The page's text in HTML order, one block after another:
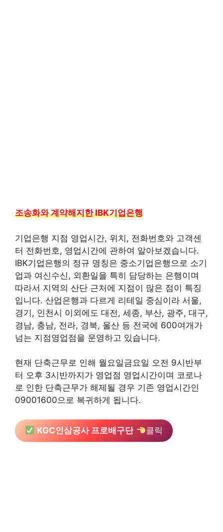
조송화와 계약해지한 IBK기업은행
기업은행 지점 영업시간, 위치, 전화번호와 고객센
터 전화번호, 영업시간에 관하여 알아보겠습니다.
IBK기업은행의 정규 명칭은 중소기업은행으로 소기
업과 여신수신, 외환일을 특히 담당하는 은행이며
따라서 지역의 산단 근처에 지점이 많은 점이 특징
입니다. 산업은행과 다르게 리테일 중심이라 서울,
경기, 인천시 이외에도 대전, 세종, 부산, 광주, 대구,
경남, 충남, 전라, 경북, 울산 등 전국에 600여개가
넘는 지점영업점을 운영하고 있습니다.
현재 단축근무로 인해 월요일금요일 오전 9시반부
터 오후 3시반까지가 영업점 영업시간이며 코로나
로 인한 단축근무가 해제될 경우 기존 영업시간인
09001600으로 복귀하게 됩니다.
KGC인삼공사 프로배구단 클릭